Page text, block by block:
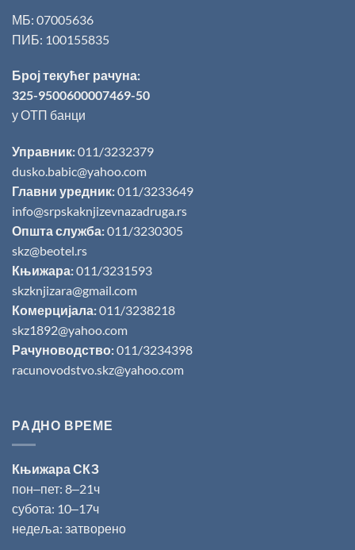
МБ: 07005636
ПИБ: 100155835
Број текућег рачуна:
325-9500600007469-50
у ОТП банци
Управник:011/3232379
dusko.babic@yahoo.com
Главни уредник:011/3233649
info@srpskaknjizevnazadruga.rs
Општа служба:011/3230305
skz@beotel.rs
Књижара:011/3231593
skzknjizara@gmail.com
Комерцијала:011/3238218
skz1892@yahoo.com
Рачуноводство:011/3234398
racunovodstvo.skz@yahoo.com
РАДНО ВРЕМЕ
Књижара СКЗ
пон‒пет: 8‒21ч
субота: 10‒17ч
недеља: затворено